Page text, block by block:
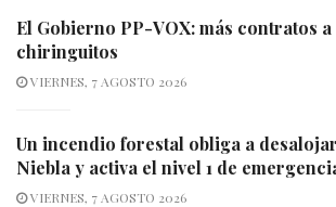
El Gobierno PP-VOX: más contratos a
chiringuitos
VIERNES, 7 AGOSTO 2026
Un incendio forestal obliga a
Niebla y activa el nivel 1 de
VIERNES, 7 AGOSTO 2026